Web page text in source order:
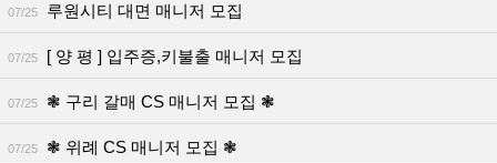
07/25 루원시티 대면 매니저 모집
07/25 [ 양 평 ] 입주증,키불출 매니저 모집
07/25 ❃ 구리 갈매 CS 매니저 모집 ❃
07/25 ❃ 위례 CS 매니저 모집 ❃